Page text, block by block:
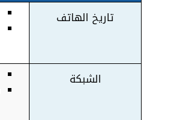
تاريخ الهاتف
الشبكة